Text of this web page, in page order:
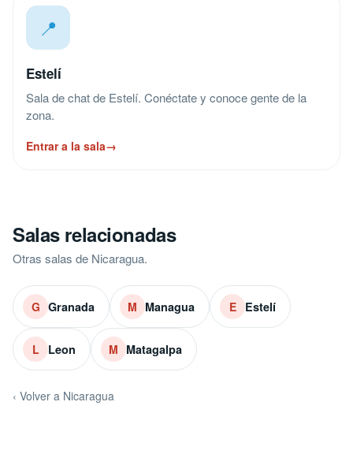
📍
Estelí
Sala de chat de Estelí. Conéctate y conoce gente de la
zona.
Entrar a la sala→
Salas relacionadas
Otras salas de Nicaragua.
G Granada M Managua E Estelí
L Leon M Matagalpa
‹ Volver a Nicaragua